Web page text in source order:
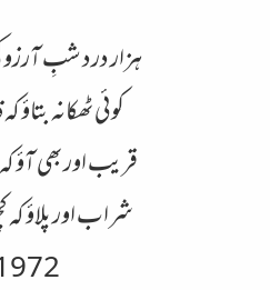
ہزار درد شبِ
کوئی ٹھکانہ بتاؤ
قریب اور بھی آؤ
شراب اور پلاؤ